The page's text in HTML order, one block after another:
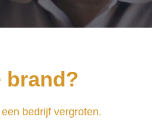
brand?
bedrijf vergroten.